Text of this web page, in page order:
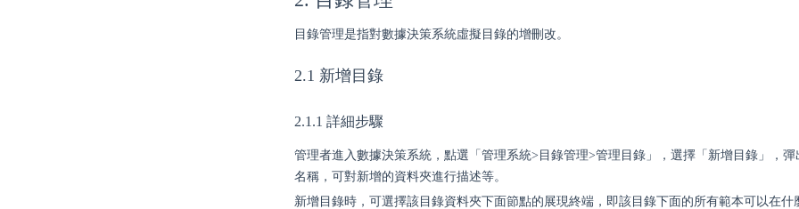
目錄管理是指對數據決策系統虛擬目錄的增刪改。
2.1 新增目錄
2.1.1 詳細步驟
管理者進入數據決策系統，點選「管理系統>目錄管理>管理目錄」，選擇「新增目錄」，
名稱，可對新增的資料夾進行描述等。
新增目錄時，可選擇該目錄資料夾下面節點的展現終端，即該目錄下面的所有範本可以在什